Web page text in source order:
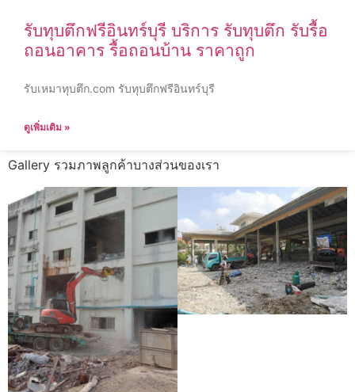
รับทุบตึกฟรีอินทร์บุรี บริการ รับทุบตึก รับรื้อ
ถอนอาคาร รื้อถอนบ้าน ราคาถูก
รับเหมาทุบตึก.com รับทุบตึกฟรีอินทร์บุรี
ดูเพิ่มเติม »
Gallery รวมภาพลูกค้าบางส่วนของเรา